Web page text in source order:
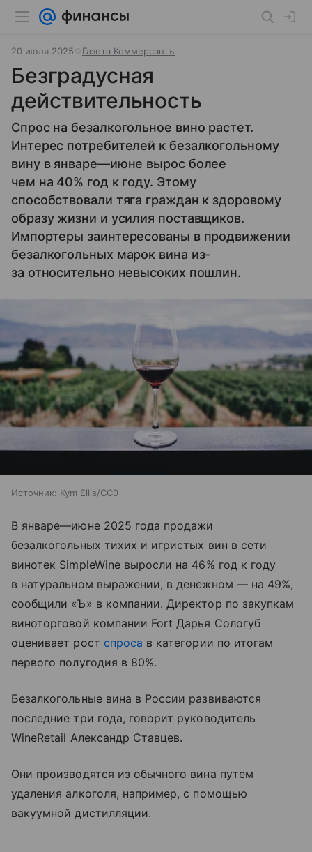
20 июля 2025 Газета Коммерсантъ
Безградусная
действительность
Спрос на безалкогольное вино растет.
Интерес потребителей к безалкогольному
вину в январе—июне вырос более
чем на 40% год к году. Этому
способствовали тяга граждан к здоровому
образу жизни и усилия поставщиков.
Импортеры заинтересованы в продвижении
безалкогольных марок вина из-
за относительно невысоких пошлин.
Источник: Kym Ellis/CC0
В январе—июне 2025 года продажи
безалкогольных тихих и игристых вин в сети
винотек SimpleWine выросли на 46% год к году
в натуральном выражении, в денежном — на 49%,
сообщили «Ъ» в компании. Директор по закупкам
виноторговой компании Fort Дарья Сологуб
оценивает рост спроса в категории по итогам
первого полугодия в 80%.
Безалкогольные вина в России развиваются
последние три года, говорит руководитель
WineRetail Александр Ставцев.
Они производятся из обычного вина путем
удаления алкоголя, например, с помощью
вакуумной дистилляции.